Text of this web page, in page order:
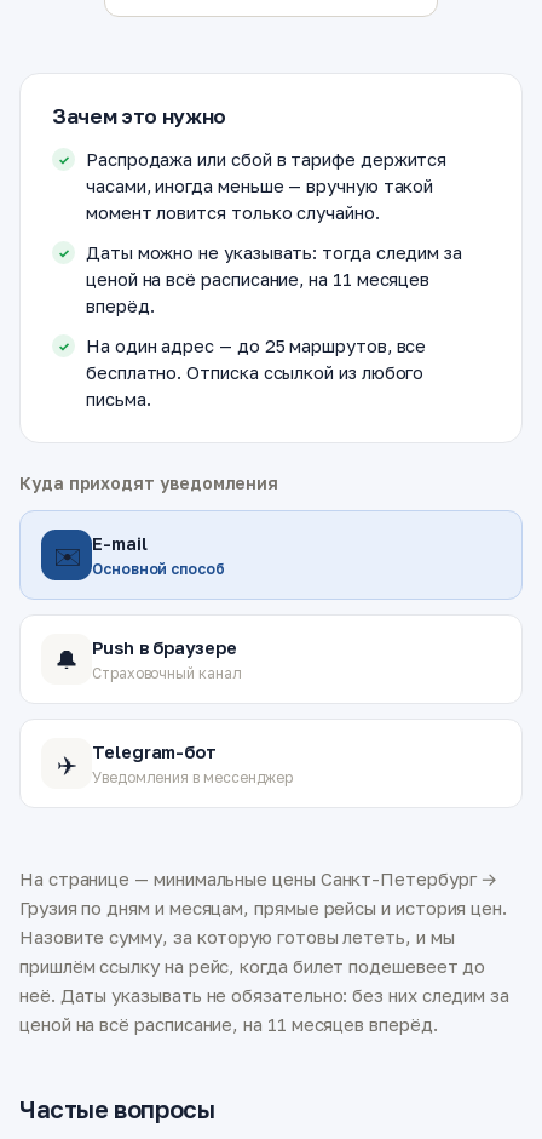
Зачем это нужно
Распродажа или сбой в тарифе держится
часами, иногда меньше — вручную такой
момент ловится только случайно.
Даты можно не указывать: тогда следим за
ценой на всё расписание, на 11 месяцев
вперёд.
На один адрес — до 25 маршрутов, все
бесплатно. Отписка ссылкой из любого
письма.
Куда приходят уведомления
✉️ E-mail
Основной способ
🔔 Push в браузере
Страховочный канал
✈️ Telegram-бот
Уведомления в мессенджер
На странице — минимальные цены Санкт-Петербург →
Грузия по дням и месяцам, прямые рейсы и история цен.
Назовите сумму, за которую готовы лететь, и мы
пришлём ссылку на рейс, когда билет подешевеет до
неё. Даты указывать не обязательно: без них следим за
ценой на всё расписание, на 11 месяцев вперёд.
Частые вопросы